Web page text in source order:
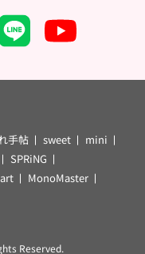
手帖 sweet
mini
SPRiNG
MonoMaster
Reserved.